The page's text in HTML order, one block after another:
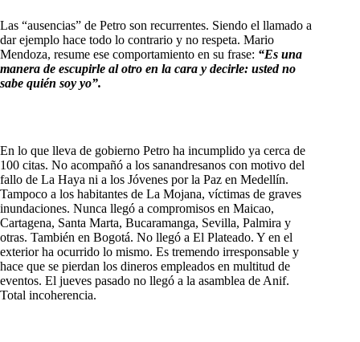
Las “ausencias” de Petro son recurrentes. Siendo el llamado a
dar ejemplo hace todo lo contrario y no respeta. Mario
Mendoza, resume ese comportamiento en su frase: “Es una
manera de escupirle al otro en la cara y decirle: usted no
sabe quién soy yo”.
En lo que lleva de gobierno Petro ha incumplido ya cerca de
100 citas. No acompañó a los sanandresanos con motivo del
fallo de La Haya ni a los Jóvenes por la Paz en Medellín.
Tampoco a los habitantes de La Mojana, víctimas de graves
inundaciones. Nunca llegó a compromisos en Maicao,
Cartagena, Santa Marta, Bucaramanga, Sevilla, Palmira y
otras. También en Bogotá. No llegó a El Plateado. Y en el
exterior ha ocurrido lo mismo. Es tremendo irresponsable y
hace que se pierdan los dineros empleados en multitud de
eventos. El jueves pasado no llegó a la asamblea de Anif.
Total incoherencia.